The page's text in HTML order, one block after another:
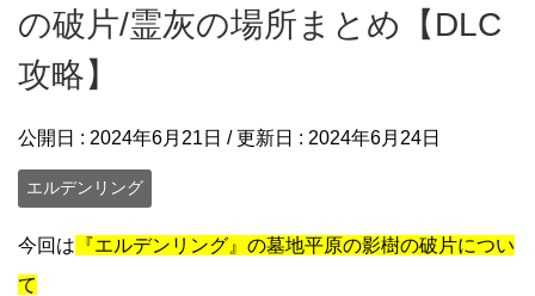
の破片/霊灰の場所まとめ【DLC
攻略】
公開日 : 2024年6月21日 / 更新日 : 2024年6月24日
エルデンリング
今回は 『エルデンリング』の墓地平原の影樹の破片につい
て